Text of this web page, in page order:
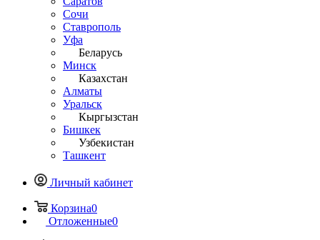
Сочи
Ставрополь
Уфа
Беларусь
Минск
Казахстан
Алматы
Уральск
Кыргызстан
Бишкек
Узбекистан
Ташкент
Личный кабинет
Корзина0
Отложенные0